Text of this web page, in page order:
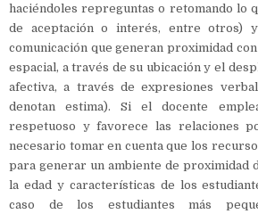
haciéndoles repreguntas o retomando lo
de aceptación o interés, entre otros)
comunicación que generan proximidad
espacial, a través de su ubicación y el
afectiva, a través de expresiones
denotan estima). Si el docente
respetuoso y favorece las relaciones
necesario tomar en cuenta que los
para generar un ambiente de proximidad
la edad y características de los
caso de los estudiantes más